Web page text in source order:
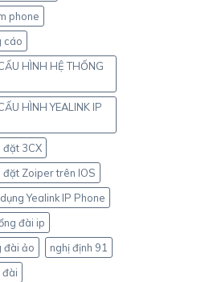
phone
cáo
HÌNH HỆ THỐNG
HÌNH YEALINK IP
đặt 3CX
đặt Zoiper trên IOS
Yealink IP Phone
đài ip
đài ảo
nghị định 91
đài